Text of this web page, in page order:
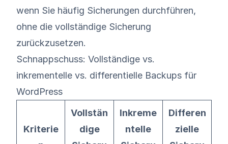
wenn Sie häufig Sicherungen durchführen,
ohne die vollständige Sicherung
zurückzusetzen.
Schnappschuss: Vollständige vs.
inkrementelle vs. differentielle Backups für
WordPress
Kriterie
Vollstän
dige
Inkreme
ntelle
Differen
zielle